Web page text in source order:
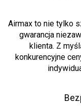
Airmax to nie tylko
gwarancja
klienta. Z
konkurencyjne